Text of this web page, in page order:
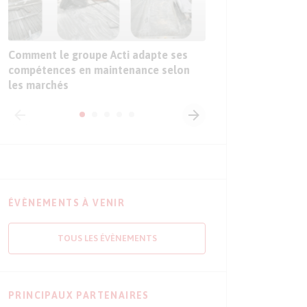
Comment le groupe Acti adapte ses
compétences en maintenance selon
les marchés
ÉVÈNEMENTS À VENIR
TOUS LES ÉVÈNEMENTS
PRINCIPAUX PARTENAIRES